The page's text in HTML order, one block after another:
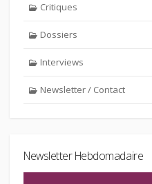
Critiques
Dossiers
Interviews
Newsletter / Contact
Newsletter Hebdomadaire